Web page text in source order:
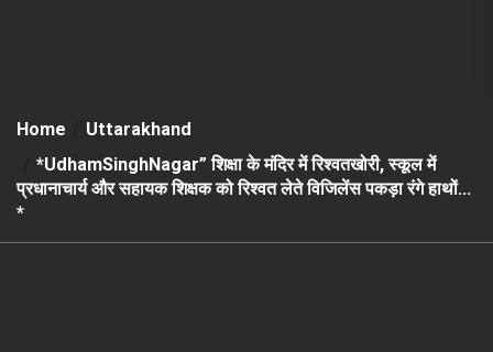
Home
Uttarakhand
*UdhamSinghNagar” शिक्षा के मंदिर में रिश्वतखोरी, स्कूल में
प्रधानाचार्य और सहायक शिक्षक को रिश्वत लेते विजिलेंस पकड़ा रंगे हाथों…
*